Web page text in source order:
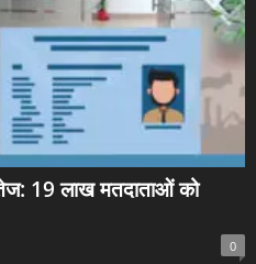
19 लाख मतदाताओं को
0